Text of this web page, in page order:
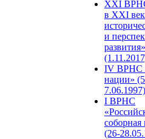
XХI
в XXI
и
развития»
IV ВРНС
нации»
7.06.1997)
I ВРНС
(26-